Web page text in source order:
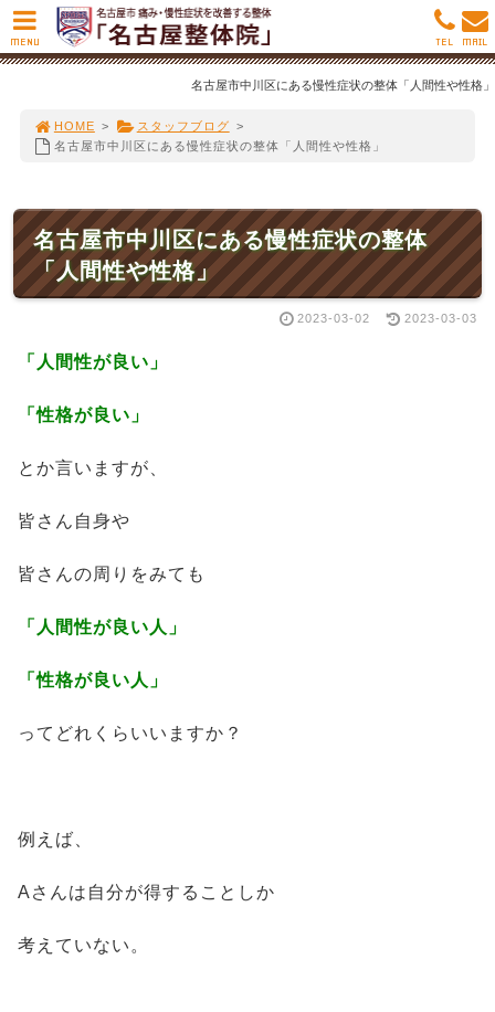
名古屋市中川区にある慢性症状の整体「人間性や性格」
HOME > スタッフブログ >
名古屋市中川区にある慢性症状の整体「人間性や性格」
名古屋市中川区にある慢性症状の整体
「人間性や性格」
2023-03-02 2023-03-03
「人間性が良い」
「性格が良い」
とか言いますが、
皆さん自身や
皆さんの周りをみても
「人間性が良い人」
「性格が良い人」
ってどれくらいいますか？
例えば、
Aさんは自分が得することしか
考えていない。
MENU MAIL
TEL